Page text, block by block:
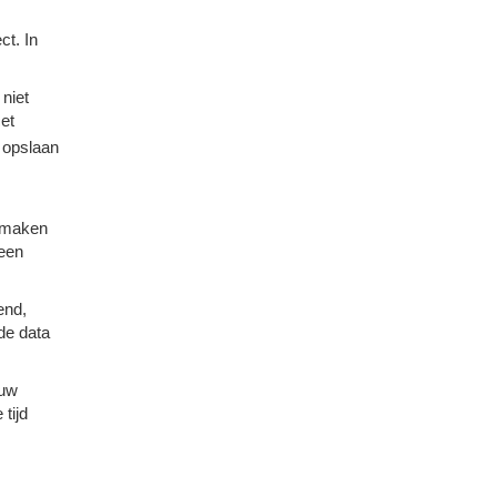
In
data
tijd